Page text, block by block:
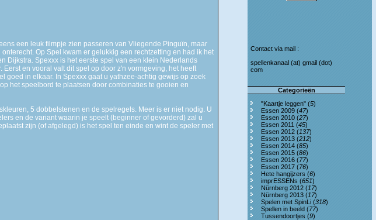
een leuk filmpje zien passeren van Vliegende Pinguïn, maar
Op Spel kwam er gelukkig een rechtzetting en had ik het
Dijkstra. Spexxx is het eerste spel van een klein Nederlands
en vooral valt dit spel op door z'n vormgeving, het heeft
goed in elkaar. In Spexxx gaat u yathzee-achtig gewijs op zoek
het speelbord te plaatsen door combinaties te gooien en
5 dobbelstenen en de spelregels. Meer is er niet nodig. U
en de variant waarin je speelt (beginner of gevorderd) zal u
zijn (of afgelegd) is het spel ten einde en wint de speler met
Contact via mail :
spellenkanaal (at) gmail (dot)
com
Categorieën
"Kaartje leggen" (5)
Essen 2009 (47)
Essen 2010 (27)
Essen 2011 (45)
Essen 2012 (137)
Essen 2013 (212)
Essen 2014 (85)
Essen 2015 (86)
Essen 2016 (77)
Essen 2017 (76)
Hete hangijzers (6)
imprESSENs (651)
Nürnberg 2012 (17)
Nürnberg 2013 (17)
Spelen met SpinLi (318)
Spellen in beeld (77)
Tussendoortjes (9)